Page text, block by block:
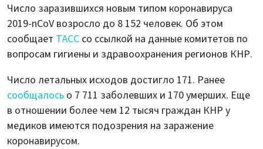
Число заразившихся новым типом коронавируса
2019-nCoV возросло до 8 152 человек. Об этом
сообщает ТАСС со ссылкой на данные комитетов по
вопросам гигиены и здравоохранения регионов КНР.
Число летальных исходов достигло 171. Ранее
сообщалось о 7 711 заболевших и 170 умерших. Еще
в отношении более чем 12 тысяч граждан КНР у
медиков имеются подозрения на заражение
коронавирусом.